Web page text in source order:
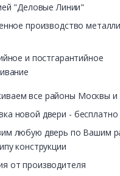
"Деловые Линии"
производство
и постгарантийное
все районы Москвы
новой двери - бесплатно
любую дверь по Вашим
конструкции
от производителя